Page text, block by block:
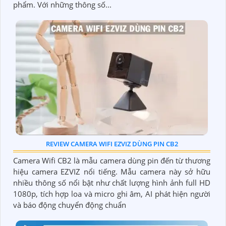
phẩm. Với những thông số...
REVIEW CAMERA WIFI EZVIZ DÙNG PIN CB2
Camera Wifi CB2 là mẫu camera dùng pin đến từ thương
hiệu camera EZVIZ nổi tiếng. Mẫu camera này sở hữu
nhiều thông số nổi bật như chất lượng hình ảnh full HD
1080p, tích hợp loa và micro ghi âm, AI phát hiện người
và báo động chuyển động chuẩn